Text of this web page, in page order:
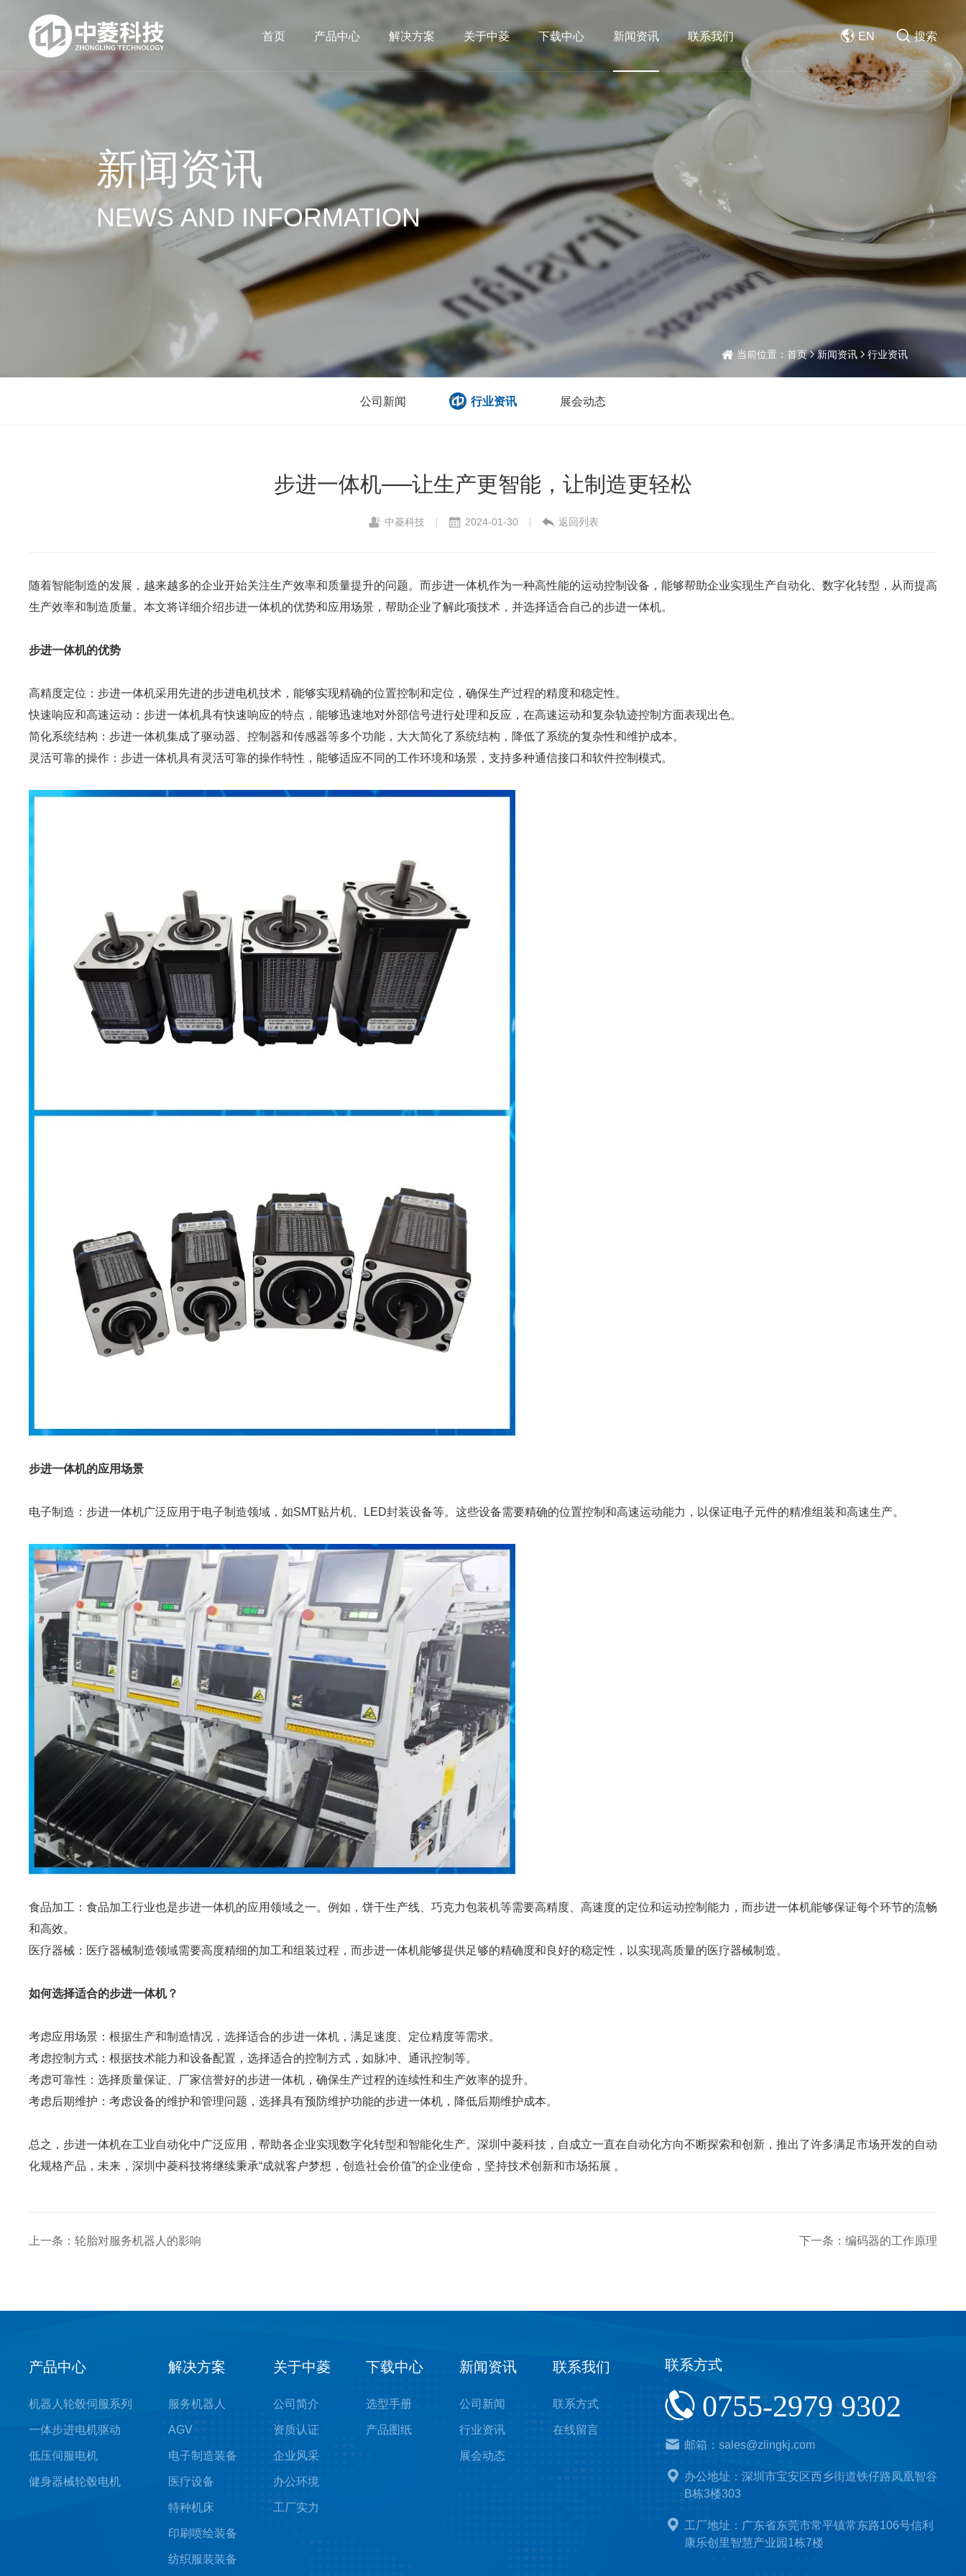
首页 产品中心 解决方案 关于中菱 下载中心 新闻资讯 联系我们 EN 搜索
新闻资讯
NEWS AND INFORMATION
当前位置：首页 新闻资讯 行业资讯
公司新闻 行业资讯 展会动态
步进一体机──让生产更智能，让制造更轻松
中菱科技 | 2024-01-30 | 返回列表
随着智能制造的发展，越来越多的企业开始关注生产效率和质量提升的问题。而步进一体机作为一种高性能的运动控制设备，能够帮助企业实现生产自动化、数字化转型，从而提高
生产效率和制造质量。本文将详细介绍步进一体机的优势和应用场景，帮助企业了解此项技术，并选择适合自己的步进一体机。
步进一体机的优势
高精度定位：步进一体机采用先进的步进电机技术，能够实现精确的位置控制和定位，确保生产过程的精度和稳定性。
快速响应和高速运动：步进一体机具有快速响应的特点，能够迅速地对外部信号进行处理和反应，在高速运动和复杂轨迹控制方面表现出色。
简化系统结构：步进一体机集成了驱动器、控制器和传感器等多个功能，大大简化了系统结构，降低了系统的复杂性和维护成本。
灵活可靠的操作：步进一体机具有灵活可靠的操作特性，能够适应不同的工作环境和场景，支持多种通信接口和软件控制模式。
步进一体机的应用场景
电子制造：步进一体机广泛应用于电子制造领域，如SMT贴片机、LED封装设备等。这些设备需要精确的位置控制和高速运动能力，以保证电子元件的精准组装和高速生产。
食品加工：食品加工行业也是步进一体机的应用领域之一。例如，饼干生产线、巧克力包装机等需要高精度、高速度的定位和运动控制能力，而步进一体机能够保证每个环节的流畅
和高效。
医疗器械：医疗器械制造领域需要高度精细的加工和组装过程，而步进一体机能够提供足够的精确度和良好的稳定性，以实现高质量的医疗器械制造。
如何选择适合的步进一体机？
考虑应用场景：根据生产和制造情况，选择适合的步进一体机，满足速度、定位精度等需求。
考虑控制方式：根据技术能力和设备配置，选择适合的控制方式，如脉冲、通讯控制等。
考虑可靠性：选择质量保证、厂家信誉好的步进一体机，确保生产过程的连续性和生产效率的提升。
考虑后期维护：考虑设备的维护和管理问题，选择具有预防维护功能的步进一体机，降低后期维护成本。
总之，步进一体机在工业自动化中广泛应用，帮助各企业实现数字化转型和智能化生产。深圳中菱科技，自成立一直在自动化方向不断探索和创新，推出了许多满足市场开发的自动
化规格产品，未来，深圳中菱科技将继续秉承“成就客户梦想，创造社会价值”的企业使命，坚持技术创新和市场拓展 。
上一条：轮胎对服务机器人的影响 下一条：编码器的工作原理
产品中心
机器人轮毂伺服系列
一体步进电机驱动
低压伺服电机
健身器械轮毂电机
解决方案
服务机器人
AGV
电子制造装备
医疗设备
特种机床
印刷喷绘装备
纺织服装装备
关于中菱
公司简介
资质认证
企业风采
办公环境
工厂实力
下载中心
选型手册
产品图纸
新闻资讯
公司新闻
行业资讯
展会动态
联系我们
联系方式
在线留言
联系方式
0755-2979 9302
邮箱：sales@zlingkj.com
办公地址：深圳市宝安区西乡街道铁仔路凤凰智谷
B栋3楼303
工厂地址：广东省东莞市常平镇常东路106号信利
康乐创里智慧产业园1栋7楼